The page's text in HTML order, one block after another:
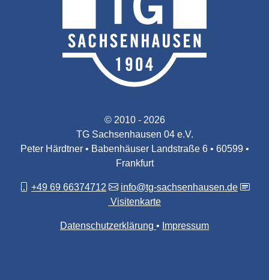
© 2010 - 2026
TG Sachsenhausen 04 e.V.
Peter Härdtner • Babenhäuser Landstraße 6 • 60599 •
Frankfurt
+49 69 66374712
info@tg-sachsenhausen.de
Visitenkarte
Datenschutzerklärung Impressum